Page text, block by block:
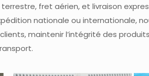
fret aérien, et livraison
nationale ou internationale,
maintenir l’intégrité des